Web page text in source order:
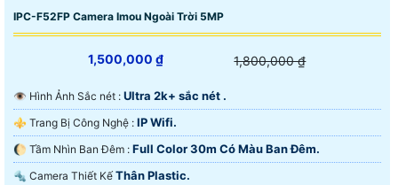
IPC-F52FP Camera Imou Ngoài Trời 5MP
1,500,000 ₫ 1,800,000 ₫
👁 Hình Ảnh Sắc nét : Ultra 2k+ sắc nét .
⚜️ Trang Bị Công Nghệ : IP Wifi.
🌔 Tầm Nhìn Ban Đêm : Full Color 30m Có Màu Ban Ðêm.
🔩 Camera Thiết Kế Thân Plastic.